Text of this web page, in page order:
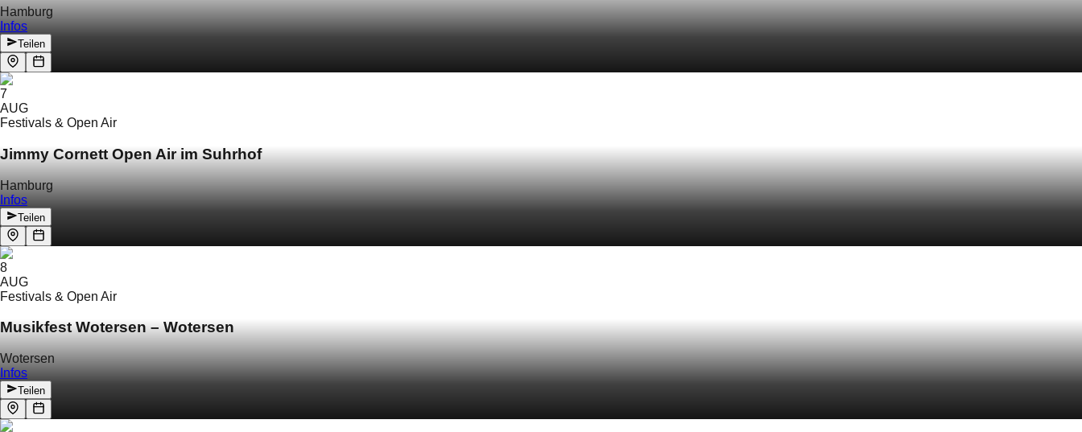
Hamburg
Infos
Teilen
7
AUG
Festivals & Open Air
Jimmy Cornett Open Air im Suhrhof
Hamburg
Infos
Teilen
8
AUG
Festivals & Open Air
Musikfest Wotersen – Wotersen
Wotersen
Infos
Teilen